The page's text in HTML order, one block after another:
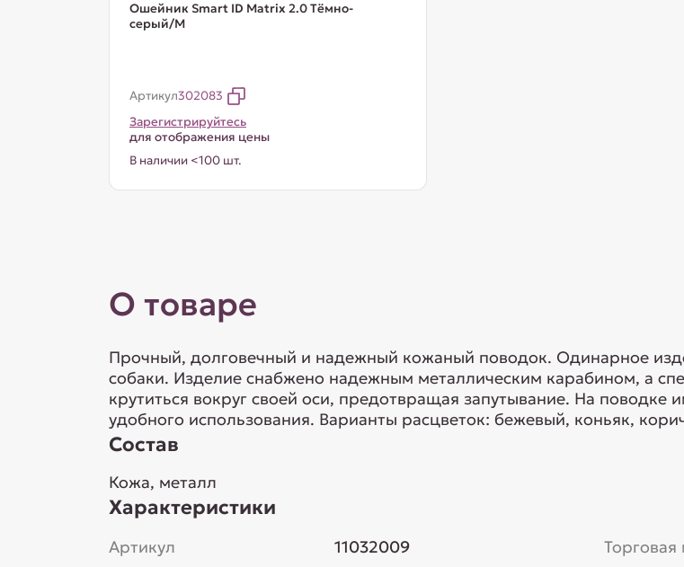
Ошейник Smart ID Matrix 2.0 Тёмно-
серый/M
Артикул302083
Зарегистрируйтесь
для отображения цены
В наличии <100 шт.
О товаре
Прочный, долговечный и надежный кожаный поводок. Одинарное
собаки. Изделие снабжено надежным металлическим карабином, а
крутиться вокруг своей оси, предотвращая запутывание. На поводке
удобного использования. Варианты расцветок: бежевый, коньяк,
Состав
Кожа, металл
Характеристики
Артикул
11032009
Торговая